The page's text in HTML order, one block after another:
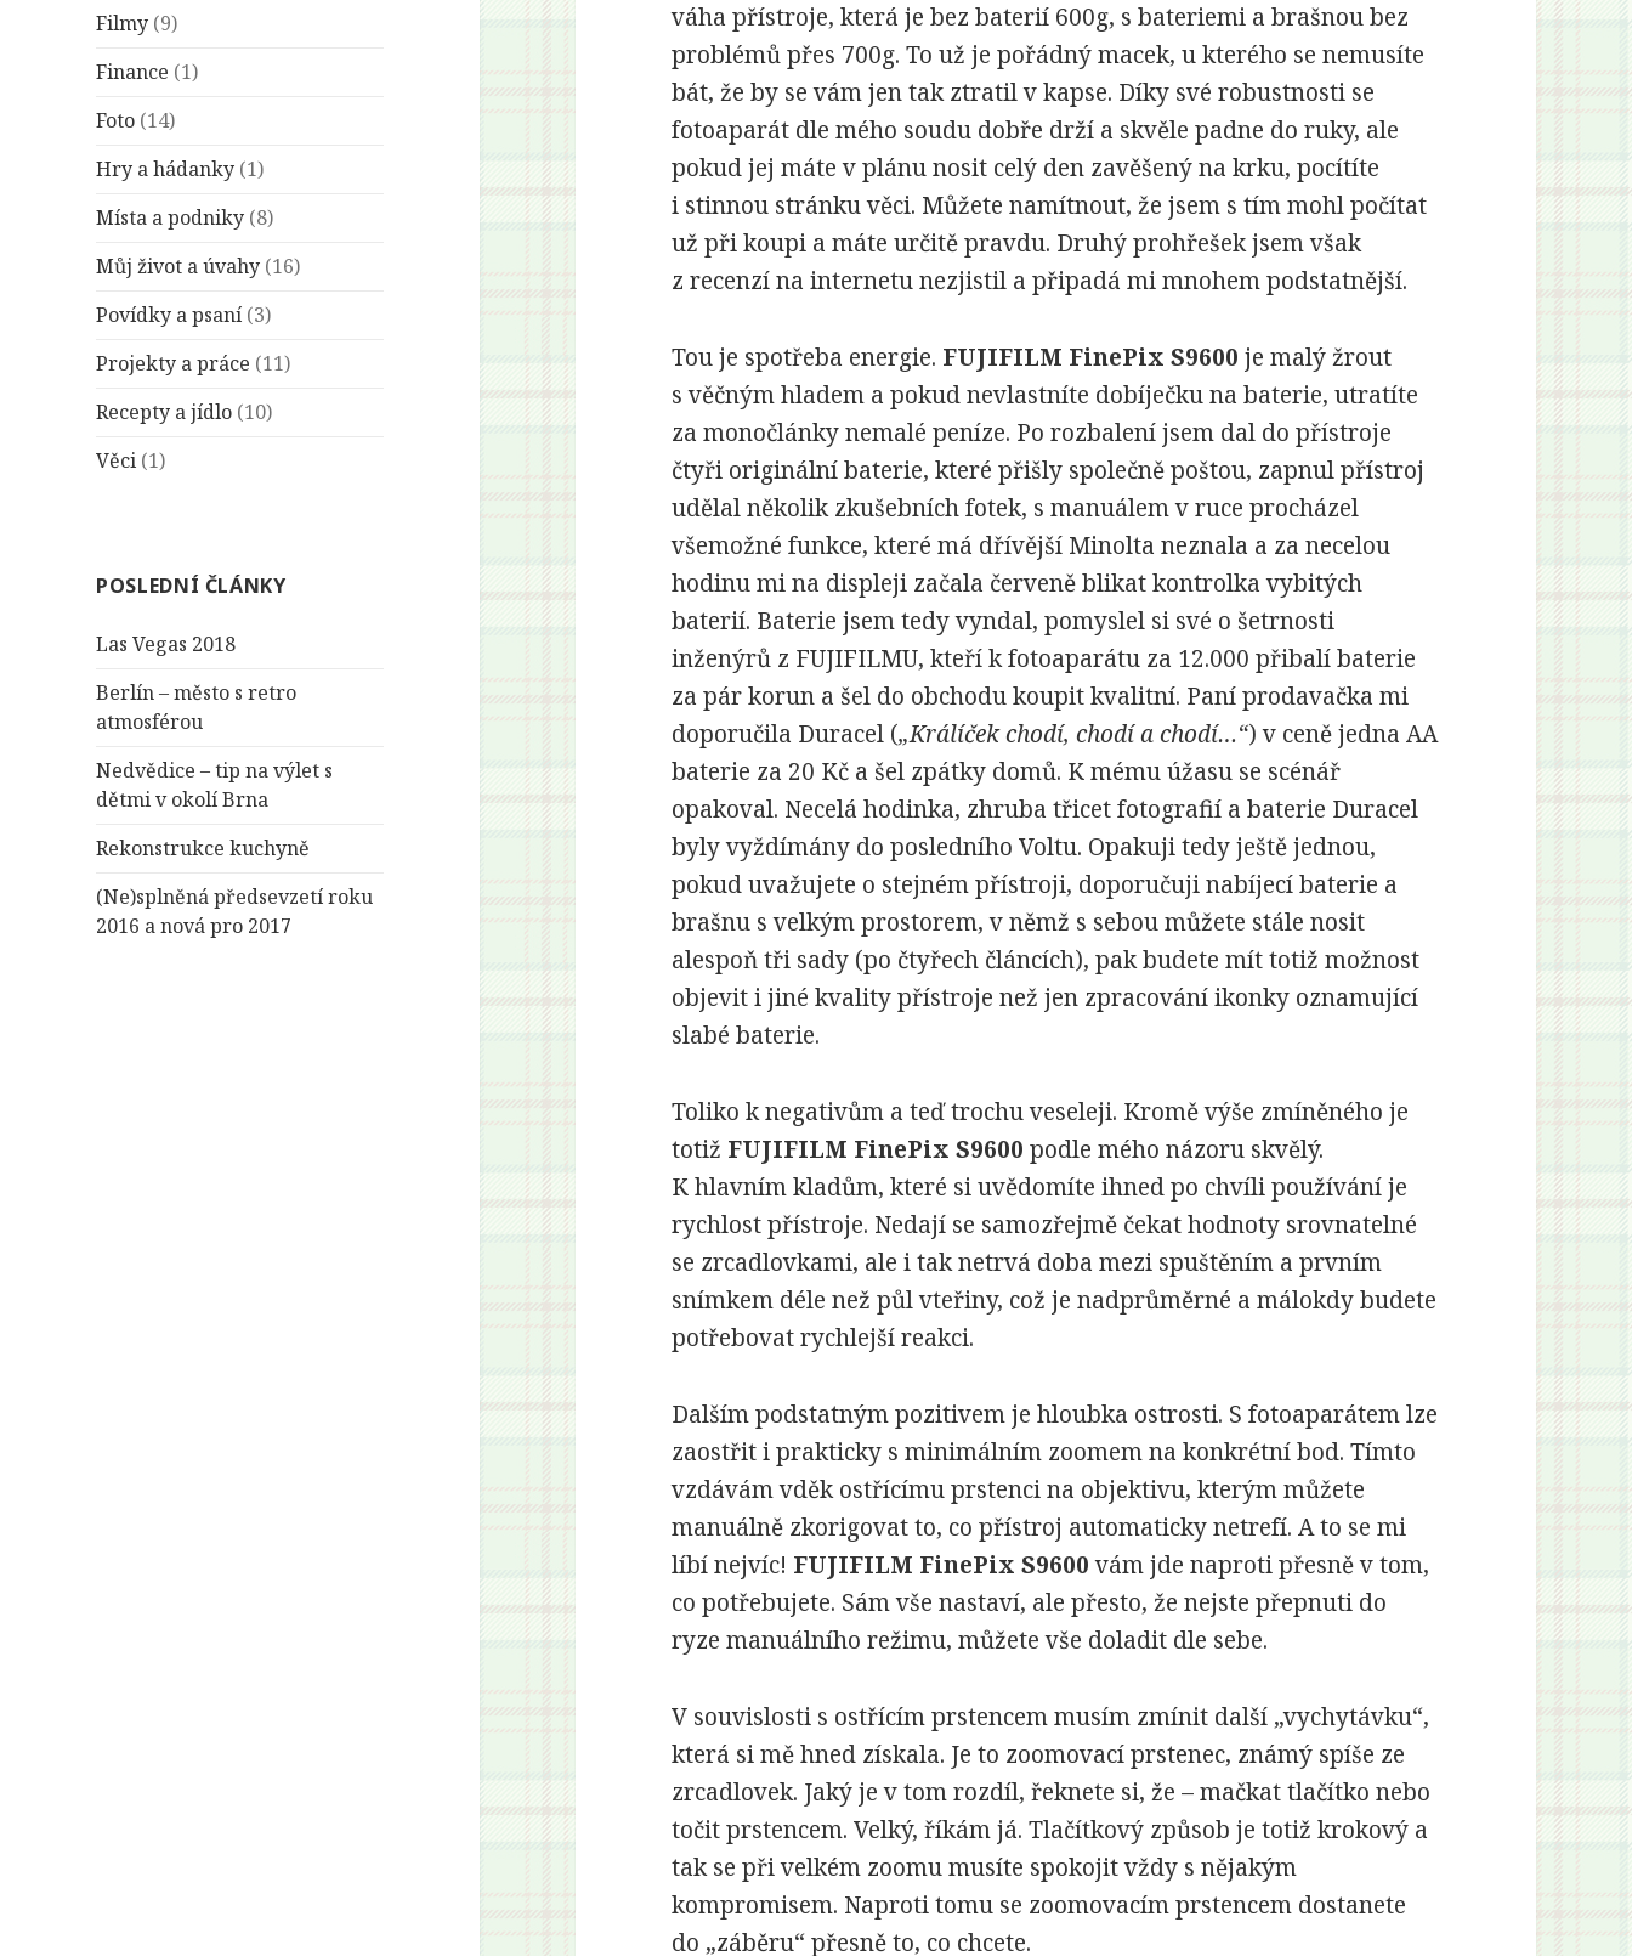
Filmy (9)
Finance (1)
Foto (14)
Hry a hádanky (1)
Místa a podniky (8)
Můj život a úvahy (16)
Povídky a psaní (3)
Projekty a práce (11)
Recepty a jídlo (10)
Věci (1)
POSLEDNÍ ČLÁNKY
Las Vegas 2018
Berlín – město s retro
atmosférou
Nedvědice – tip na výlet s
dětmi v okolí Brna
Rekonstrukce kuchyně
(Ne)splněná předsevzetí roku
2016 a nová pro 2017
váha přístroje, která je bez baterií 600g, s bateriemi a brašnou bez
problémů přes 700g. To už je pořádný macek, u kterého se nemusíte
bát, že by se vám jen tak ztratil v kapse. Díky své robustnosti se
fotoaparát dle mého soudu dobře drží a skvěle padne do ruky, ale
pokud jej máte v plánu nosit celý den zavěšený na krku, pocítíte
i stinnou stránku věci. Můžete namítnout, že jsem s tím mohl počítat
už při koupi a máte určitě pravdu. Druhý prohřešek jsem však
z recenzí na internetu nezjistil a připadá mi mnohem podstatnější.
Tou je spotřeba energie. FUJIFILM FinePix S9600 je malý žrout
s věčným hladem a pokud nevlastníte dobíječku na baterie, utratíte
za monočlánky nemalé peníze. Po rozbalení jsem dal do přístroje
čtyři originální baterie, které přišly společně poštou, zapnul přístroj
udělal několik zkušebních fotek, s manuálem v ruce procházel
všemožné funkce, které má dřívější Minolta neznala a za necelou
hodinu mi na displeji začala červeně blikat kontrolka vybitých
baterií. Baterie jsem tedy vyndal, pomyslel si své o šetrnosti
inženýrů z FUJIFILMU, kteří k fotoaparátu za 12.000 přibalí baterie
za pár korun a šel do obchodu koupit kvalitní. Paní prodavačka mi
doporučila Duracel („Králíček chodí, chodí a chodí…“) v ceně jedna AA
baterie za 20 Kč a šel zpátky domů. K mému úžasu se scénář
opakoval. Necelá hodinka, zhruba třicet fotografií a baterie Duracel
byly vyždímány do posledního Voltu. Opakuji tedy ještě jednou,
pokud uvažujete o stejném přístroji, doporučuji nabíjecí baterie a
brašnu s velkým prostorem, v němž s sebou můžete stále nosit
alespoň tři sady (po čtyřech článcích), pak budete mít totiž možnost
objevit i jiné kvality přístroje než jen zpracování ikonky oznamující
slabé baterie.
Toliko k negativům a teď trochu veseleji. Kromě výše zmíněného je
totiž FUJIFILM FinePix S9600 podle mého názoru skvělý.
K hlavním kladům, které si uvědomíte ihned po chvíli používání je
rychlost přístroje. Nedají se samozřejmě čekat hodnoty srovnatelné
se zrcadlovkami, ale i tak netrvá doba mezi spuštěním a prvním
snímkem déle než půl vteřiny, což je nadprůměrné a málokdy budete
potřebovat rychlejší reakci.
Dalším podstatným pozitivem je hloubka ostrosti. S fotoaparátem lze
zaostřit i prakticky s minimálním zoomem na konkrétní bod. Tímto
vzdávám vděk ostřícímu prstenci na objektivu, kterým můžete
manuálně zkorigovat to, co přístroj automaticky netrefí. A to se mi
líbí nejvíc! FUJIFILM FinePix S9600vám jde naproti přesně v tom,
co potřebujete. Sám vše nastaví, ale přesto, že nejste přepnuti do
ryze manuálního režimu, můžete vše doladit dle sebe.
V souvislosti s ostřícím prstencem musím zmínit další „vychytávku“,
která si mě hned získala. Je to zoomovací prstenec, známý spíše ze
zrcadlovek. Jaký je v tom rozdíl, řeknete si, že – mačkat tlačítko nebo
točit prstencem. Velký, říkám já. Tlačítkový způsob je totiž krokový a
tak se při velkém zoomu musíte spokojit vždy s nějakým
kompromisem. Naproti tomu se zoomovacím prstencem dostanete
do „záběru“ přesně to, co chcete.